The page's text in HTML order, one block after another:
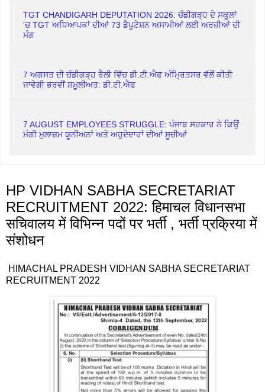
TGT CHANDIGARH DEPUTATION 2026: ਚੰਡੀਗੜ੍ਹ ਦੇ ਸਕੂਲਾਂ
'ਚ TGT ਅਧਿਆਪਕਾਂ ਦੀਆਂ 73 ਡੈਪੂਟੇਸ਼ਨ ਅਸਾਮੀਆਂ ਲਈ ਅਰਜ਼ੀਆਂ ਦੀ
ਮੰਗ
7 ਅਗਸਤ ਦੀ ਚੰਡੀਗੜ੍ਹ ਰੈਲੀ ਵਿੱਚ ਡੀ.ਟੀ.ਐਫ ਅੰਮ੍ਰਿਤਸਰ ਵੱਲੋਂ ਕੀਤੀ
ਜਾਵੇਗੀ ਭਰਵੀਂ ਸ਼ਮੂਲੀਅਤ: ਡੀ.ਟੀ.ਐਫ
7 AUGUST EMPLOYEES STRUGGLE: ਪੰਜਾਬ ਸਰਕਾਰ ਨੇ ਕਿਉਂ
ਮੰਗੀ ਮੁਲਾਜ਼ਮ ਯੂਨੀਅਨਾਂ ਅਤੇ ਅਹੁਦੇਦਾਰਾਂ ਦੀਆਂ ਸੂਚੀਆਂ
HP VIDHAN SABHA SECRETARIAT
RECRUITMENT 2022: हिमाचल विधानसभा
सचिवालय में विभिन्न पदों पर भर्ती , भर्ती प्रक्रिया में
संशोधन
HIMACHAL PRADESH VIDHAN SABHA SECRETARIAT
RECRUITMENT 2022